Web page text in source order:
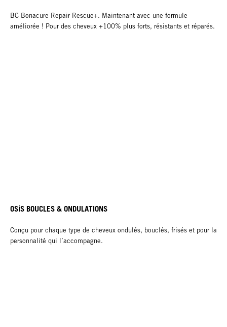
BC Bonacure Repair Rescue+. Maintenant avec une formule
améliorée ! Pour des cheveux +100% plus forts, résistants et réparés.
OSiS BOUCLES & ONDULATIONS
Conçu pour chaque type de cheveux ondulés, bouclés, frisés et pour la
personnalité qui l’accompagne.